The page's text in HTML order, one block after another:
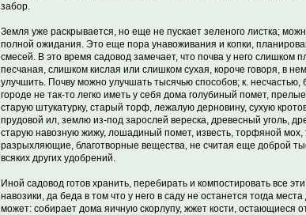
забор.
Земля уже раскрывается, но еще не пускает зеленого листка;
полной ожидания. Это еще пора унавоживания и копки,
смесей. В это время садовод замечает, что почва у него слишком
песчаная, слишком кислая или слишком сухая, короче говоря, в
улучшить. Почву можно улучшать тысячью способов; к.
городе не так-то легко иметь у себя дома голубиный помет,
старую штукатурку, старый торф, лежалую дерновину, сухую
прудовой ил, землю из-под зарослей вереска, древесный уголь,
старую навозную жижу, лошадиный помет, известь, торфяной мох,
разрыхляющие, благотворные вещества, не считая еще доброй
всяких других удобрений.
Иной садовод готов хранить, перебирать и компостировать все
навозики, да беда в том что у него в саду не останется тогда
может: собирает дома яичную скорлупу, жжет кости, остающиеся